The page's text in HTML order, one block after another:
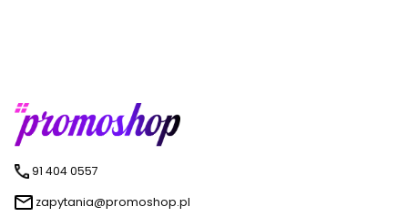
91 404 0557
zapytania@promoshop.pl